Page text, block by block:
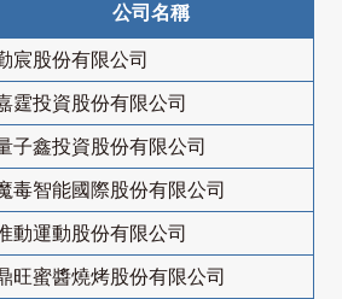
公司名稱
宸股份有限公司
霆投資股份有限公司
子鑫投資股份有限公司
毒智能國際股份有限公司
動運動股份有限公司
旺蜜醬燒烤股份有限公司